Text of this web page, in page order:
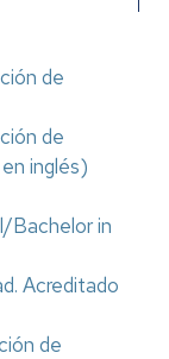
de
de
inglés)
Bachelor in
Acreditado
de